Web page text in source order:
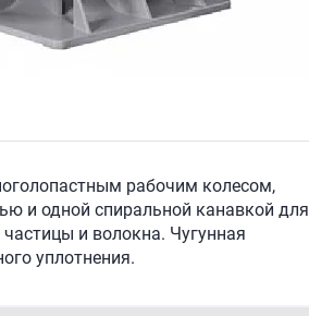
рабочим колесом,
и одной спиральной канавкой для
и волокна. Чугунная
уплотнения.